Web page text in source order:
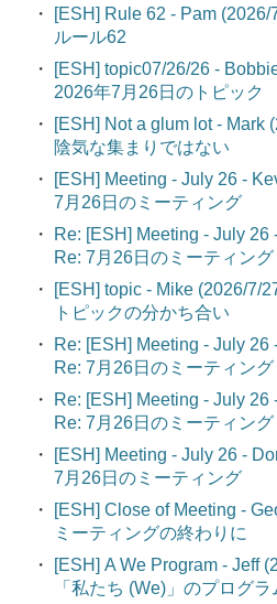
・
[ESH] Rule 62 - Pam (2026/
ルール62
・
[ESH] topic07/26/26 -
2026年7月26日のトピック
・
[ESH] Not a glum lot - Mark
陰気な集まりではない
・
[ESH] Meeting - July 26 -
7月26日のミーティング
・
Re: [ESH] Meeting - July 26
Re: 7月26日のミーティン
・
[ESH] topic - Mike (2026/7/
トピックの分かち合い
・
Re: [ESH] Meeting - July 26
Re: 7月26日のミーティン
・
Re: [ESH] Meeting - July 26
Re: 7月26日のミーティン
・
[ESH] Meeting - July 26 -
7月26日のミーティング
・
[ESH] Close of Meeting -
ミーティングの終わりに
・
[ESH] A We Program - Jeff
「私たち (We)」のプログ